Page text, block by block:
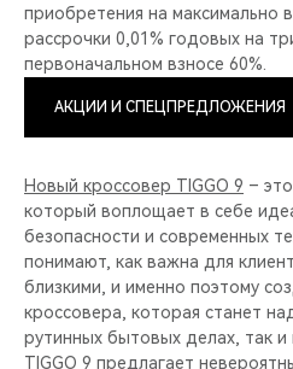
приобретения на максимально
рассрочки 0,01% годовых на
первоначальном взносе 60%.
АКЦИИ И СПЕЦПРЕДЛОЖЕНИЯ
Новый кроссовер TIGGO 9 –
который воплощает в себе
безопасности и современных
понимают, как важна для
близкими, и именно поэтому
кроссовера, которая станет
рутинных бытовых делах, так и
TIGGO 9 предлагает